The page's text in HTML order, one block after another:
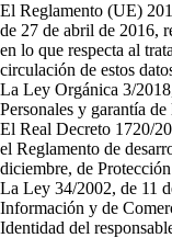
El Reglamento (UE)
de 27 de abril de 2016,
en lo que respecta al
circulación de estos
La Ley Orgánica 3/
Personales y garantía
El Real Decreto 1720/
el Reglamento de
diciembre, de
La Ley 34/2002, de 11
Información y de
Identidad del